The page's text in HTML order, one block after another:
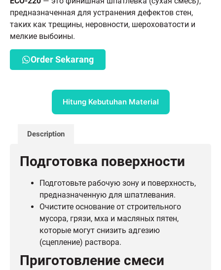
предназначенная для устранения дефектов стен,
таких как трещины, неровности, шероховатости и
мелкие выбоины.
Order Sekarang
Hitung Kebutuhan Material
Description
Подготовка поверхности
Подготовьте рабочую зону и поверхность,
предназначенную для шпатлевания.
Очистите основание от строительного
мусора, грязи, мха и масляных пятен,
которые могут снизить адгезию
(сцепление) раствора.
Приготовление смеси